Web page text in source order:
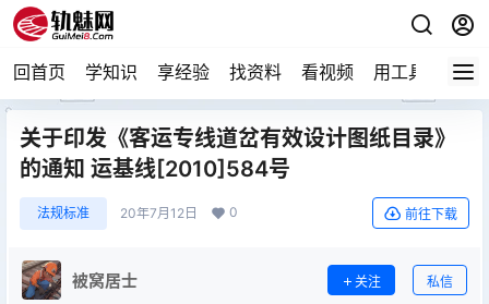
回首页 学知识 享经验 找资料 看视频 用工具 论技
关于印发《客运专线道岔有效设计图纸目录》
的通知 运基线[2010]584号
法规标准 20年7月12日 0 前往下载
被窝居士 关注 私信